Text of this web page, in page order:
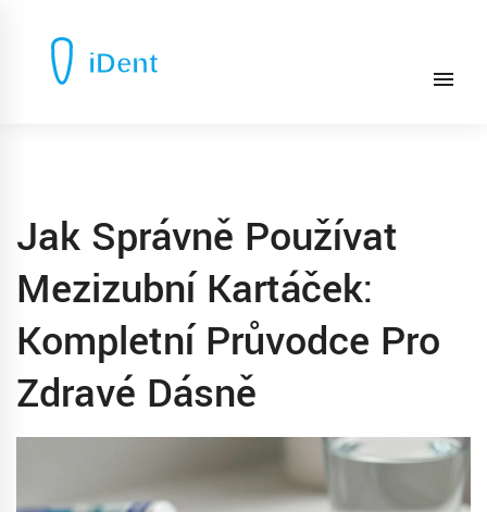
Jak Správně Používat
Mezizubní Kartáček:
Kompletní Průvodce Pro
Zdravé Dásně